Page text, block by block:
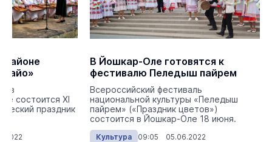
районе
айо»
в
состоится XI
праздник
В Йошкар-Оле готовятся к
фестивалю Пеледыш пайрем
Всероссийский фестиваль
национальной культуры «Пеледыш
пайрем» («Праздник цветов»)
состоится в Йошкар-Оле 18 июня.
Культура 09:05 05.06.2022